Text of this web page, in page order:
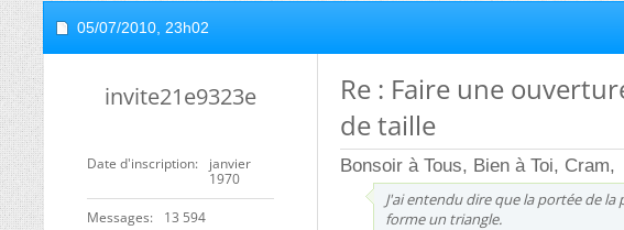
05/07/2010, 23h02
invite21e9323e
Date d'inscription
janvier
1970
Messages 13 594
Re : Faire une
de taille
Bonsoir à Tous, Bien à Toi, Cram,
J'ai entendu dire que la portée de
forme un triangle.